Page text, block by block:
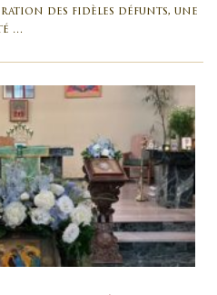
des fidèles défunts, une
…